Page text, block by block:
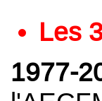
Les
1977-